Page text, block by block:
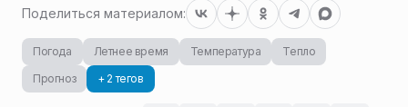
Поделиться материалом:
Погода Летнее время Температура
Тепло
Прогноз
+ 2 тегов